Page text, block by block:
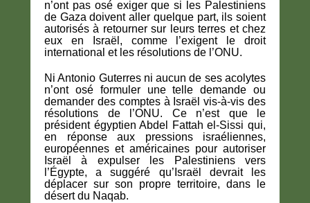
n’ont pas osé exiger que si les Palestiniens
de Gaza doivent aller quelque part, ils soient
autorisés à retourner sur leurs terres et chez
eux en Israël, comme l’exigent le droit
international et les résolutions de l’ONU.
Ni Antonio Guterres ni aucun de ses acolytes
n’ont osé formuler une telle demande ou
demander des comptes à Israël vis-à-vis des
résolutions de l’ONU. Ce n’est que le
président égyptien Abdel Fattah el-Sissi qui,
en réponse aux pressions israéliennes,
européennes et américaines pour autoriser
Israël à expulser les Palestiniens vers
l’Égypte, a suggéré qu’Israël devrait les
déplacer sur son propre territoire, dans le
désert du Naqab.